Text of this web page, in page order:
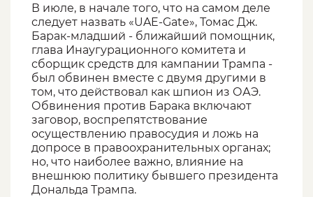
В июле, в начале того, что на самом деле
следует назвать «UAE-Gate», Томас Дж.
Барак-младший - ближайший помощник,
глава Инаугурационного комитета и
сборщик средств для кампании Трампа -
был обвинен вместе с двумя другими в
том, что действовал как шпион из ОАЭ.
Обвинения против Барака включают
заговор, воспрепятствование
осуществлению правосудия и ложь на
допросе в правоохранительных органах;
но, что наиболее важно, влияние на
внешнюю политику бывшего президента
Дональда Трампа.